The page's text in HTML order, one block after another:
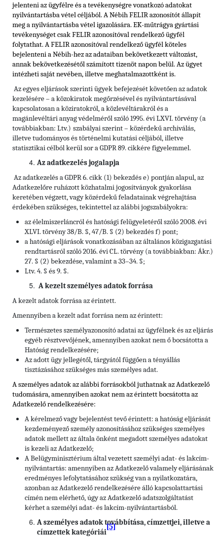
jelenteni az ügyfélre és a tevékenységre vonatkozó adatokat
nyilvántartásba vétel céljából. A Nébih FELIR azonosítót állapít
meg a nyilvántartásba vétel igazolására. EK-műtrágya gyártási
tevékenységet csak FELIR azonosítóval rendelkező ügyfél
folytathat. A FELIR azonosítóval rendelkező ügyfél köteles
bejelenteni a Nébih-hez az adataiban bekövetkezett változást,
annak bekövetkezésétől számított tizenöt napon belül. Az ügyet
intézheti saját nevében, illetve meghatalmazottként is.
Az egyes eljárások szerinti ügyek befejezését követően az adatok
kezelésére – a közokiratok megőrzésével és nyilvántartásával
kapcsolatosan a köziratokról, a közlevéltárakról és a
magánlevéltári anyag védelméről szóló 1995. évi LXVI. törvény (a
továbbiakban: Ltv.) szabályai szerint – közérdekű archiválás,
illetve tudományos és történelmi kutatási céljából, illetve
statisztikai célból kerül sor a GDPR 89. cikkére figyelemmel.
Az adatkezelés jogalapja
Az adatkezelés a GDPR 6. cikk (1) bekezdés e) pontján alapul, az
Adatkezelőre ruházott közhatalmi jogosítványok gyakorlása
keretében végzett, vagy közérdekű feladatainak végrehajtása
érdekében szükséges, tekintettel az alábbi jogszabályokra:
az élelmiszerláncról és hatósági felügyeletéről szóló 2008. évi
XLVI. törvény 38/B. §, 47/B. § (2) bekezdés f) pont;
a hatósági eljárások vonatkozásában az általános közigazgatási
rendtartásról szóló 2016. évi CL. törvény (a továbbiakban: Ákr.)
27. § (2) bekezdése, valamint a 33–34. §;
Ltv. 4. § és 9. §.
A kezelt személyes adatok forrása
A kezelt adatok forrása az érintett.
Amennyiben a kezelt adat forrása nem az érintett:
Természetes személyazonosító adatai az ügyfélnek és az eljárás
egyéb résztvevőjének, amennyiben azokat nem ő bocsátotta a
Hatóság rendelkezésére;
Az adott ügy jellegétől, tárgyától függően a tényállás
tisztázásához szükséges más személyes adat.
A személyes adatok az alábbi forrásokból juthatnak az Adatkezelő
tudomására, amennyiben azokat nem az érintett bocsátotta az
Adatkezelő rendelkezésére:
A kérelmező vagy bejelentést tevő érintett: a hatóság eljárását
kezdeményező személy azonosításához szükséges személyes
adatok mellett az általa önként megadott személyes adatokat
is kezeli az Adatkezelő;
A Belügyminisztérium által vezetett személyi adat- és lakcím-
nyilvántartás: amennyiben az Adatkezelő valamely eljárásának
eredményes lefolytatásához szükség van a nyilatkozatára,
azonban az Adatkezelő rendelkezésére álló kapcsolattartási
címén nem elérhető, úgy az Adatkezelő adatszolgáltatást
kérhet a személyi adat- és lakcím-nyilvántartásból.
A személyes adatok továbbítása, címzettjei, illetve a
címzettek kategóriái
[5]